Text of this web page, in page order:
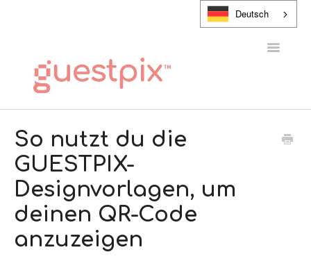
Deutsch
So nutzt du die
GUESTPIX-
Designvorlagen, um
deinen QR-Code
anzuzeigen